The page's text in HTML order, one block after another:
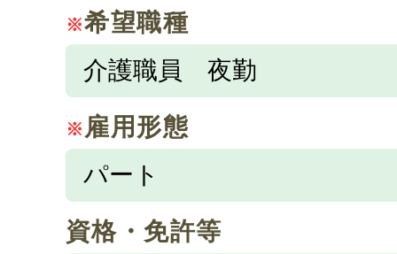
※希望職種
※ 雇用形態
資格・免許等